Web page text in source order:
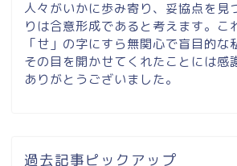
人々がいかに歩み寄り、妥協点を見
りは合意形成であると考えます。こ
「せ」の字にすら無関心で盲目的な
その目を開かせてくれたことには感
ありがとうございました。
過去記事ピックアップ